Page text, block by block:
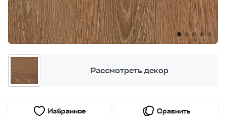
Рассмотреть декор
Избранное Сравнить